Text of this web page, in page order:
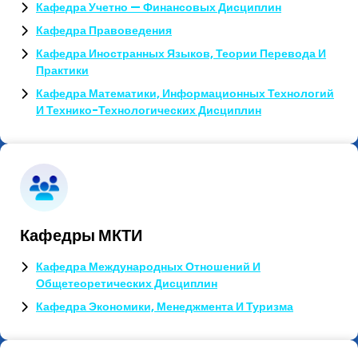
Кафедра Учетно — Финансовых Дисциплин
Кафедра Правоведения
Кафедра Иностранных Языков, Теории Перевода И
Практики
Кафедра Математики, Информационных Технологий
И Технико-Технологических Дисциплин
Кафедры МКТИ
Кафедра Международных Отношений И
Общетеоретических Дисциплин
Кафедра Экономики, Менеджмента И Туризма